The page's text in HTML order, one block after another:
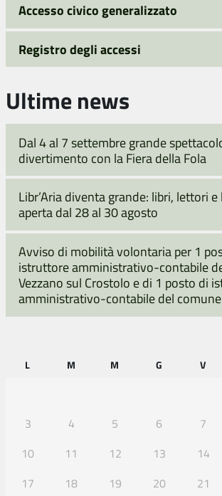
Accesso civico generalizzato
Registro degli accessi
Ultime news
Dal 4 al 7 settembre grande
divertimento con la Fiera della Fola
Libr’Aria diventa grande: libri, lettori e
aperta dal 28 al 30 agosto
Avviso di mobilità volontaria per 1
istruttore amministrativo-contabile
Vezzano sul Crostolo e di 1 posto di
amministrativo-contabile del
L M M G V
3
4 5 6 7
10
11 12 13 14
17
18 19 20 21